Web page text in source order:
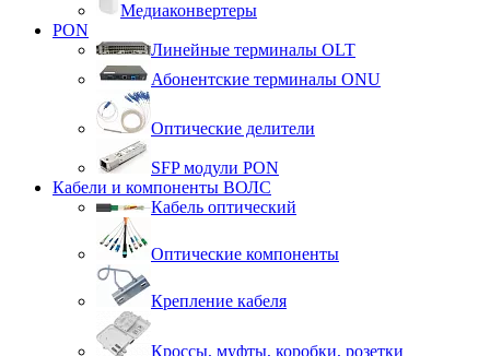
Медиаконвертеры
PON
Линейные терминалы OLT
Абонентские терминалы ONU
Оптические делители
SFP модули PON
Кабели и компоненты ВОЛС
Кабель оптический
Оптические компоненты
Крепление кабеля
Кроссы, муфты, коробки, розетки